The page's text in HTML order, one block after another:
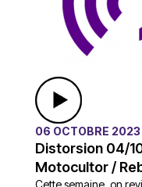
06 OCTOBRE 2023
Distorsion 04/
Motocultor /
Cette semaine, on